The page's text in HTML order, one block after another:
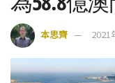
本思齊 2021